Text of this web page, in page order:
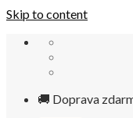
Skip to content
🚚 Doprava